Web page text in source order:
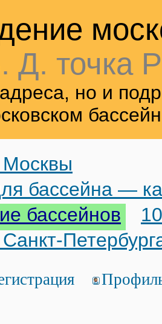
Д. точка
но и
бассейна —
бассейнов